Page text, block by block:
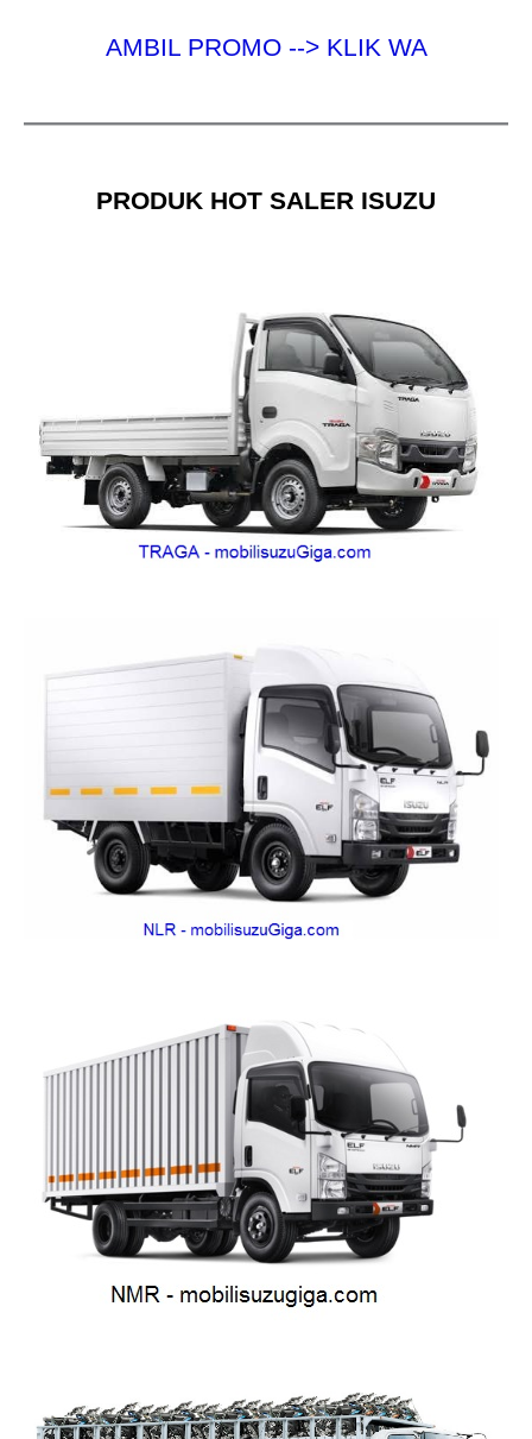
AMBIL PROMO --> KLIK WA
PRODUK HOT SALER ISUZU